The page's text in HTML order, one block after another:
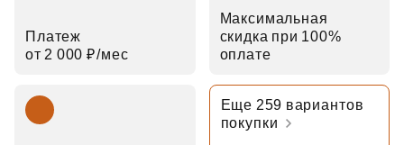
Платеж
от 2 000 ₽⁠/⁠мес
Максимальная
скидка при 100%
оплате
Еще 259 вариантов
покупки